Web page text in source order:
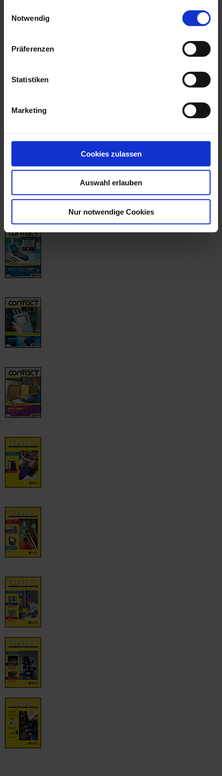
Notwendig
Präferenzen
Statistiken
Marketing
Cookies zulassen
Auswahl erlauben
Nur notwendige Cookies